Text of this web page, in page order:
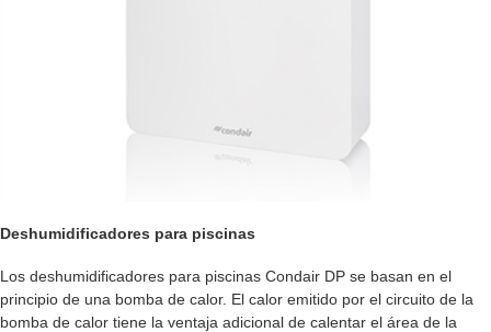
Deshumidificadores para piscinas
Los deshumidificadores para piscinas Condair DP se basan en el
principio de una bomba de calor. El calor emitido por el circuito de la
bomba de calor tiene la ventaja adicional de calentar el área de la